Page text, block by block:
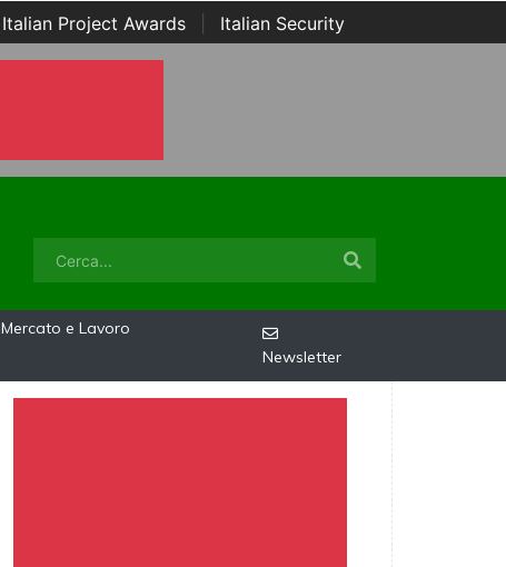
Italian Project Awards
Italian Security
Mercato e Lavoro
Newsletter